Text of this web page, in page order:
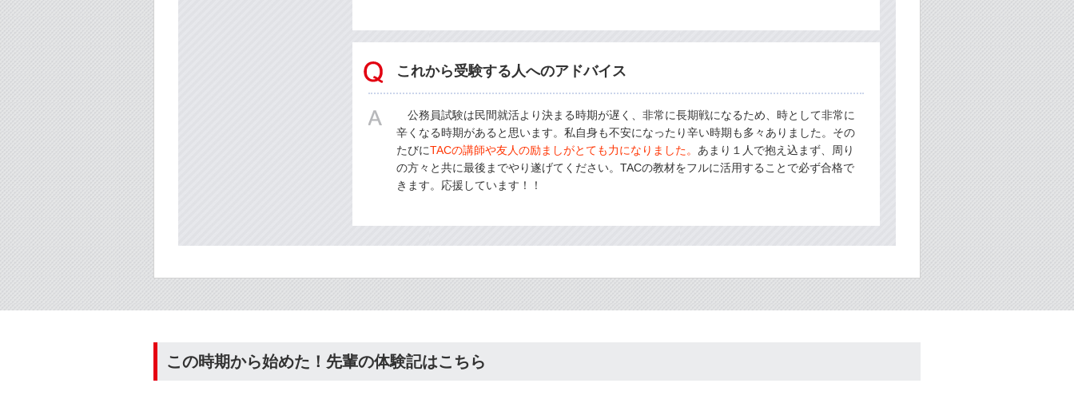
これから受験する人へのアドバイス
公務員試験は民間就活より決まる時期が遅く、非常に長期戦になるため、時として非常に
辛くなる時期があると思います。私自身も不安になったり辛い時期も多々ありました。その
たびにTACの講師や友人の励ましがとても力になりました。 あまり１人で抱え込まず、周り
の方々と共に最後までやり遂げてください。TACの教材をフルに活用することで必ず合格で
きます。応援しています！！
この時期から始めた！先輩の体験記はこちら